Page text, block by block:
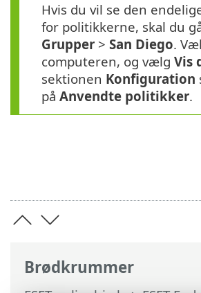
Brødkrummer
Hvis du vil se den
for politikkerne, skal du
Grupper > San Diego.
computeren, og vælg Vis
sektionen Konfiguration
på Anvendte politikker.